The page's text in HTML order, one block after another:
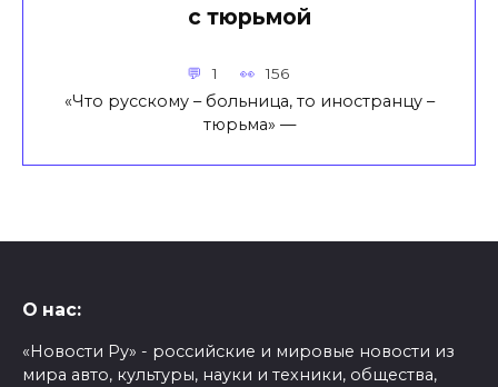
с тюрьмой
1 156
«Что русскому – больница, то иностранцу –
тюрьма» —
О нас:
«Новости Ру» - российские и мировые новости из
мира авто, культуры, науки и техники, общества,